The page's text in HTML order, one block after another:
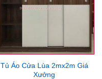
Tủ Áo Cửa Lùa 2mx2m Giá
Xưởng